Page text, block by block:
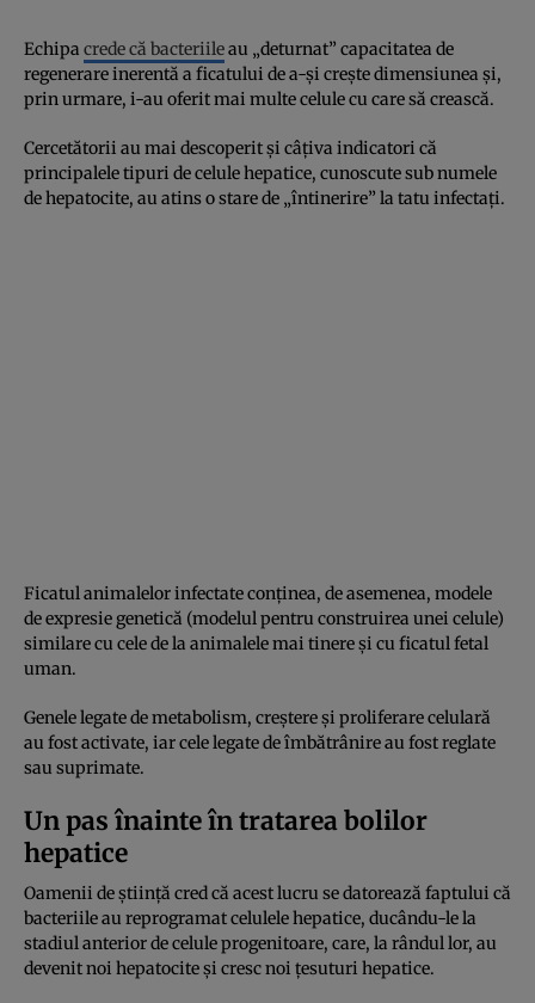
Echipa crede că bacteriileau „deturnat” capacitatea de
regenerare inerentă a ficatului de a-și crește dimensiunea și,
prin urmare, i-au oferit mai multe celule cu care să crească.
Cercetătorii au mai descoperit și câțiva indicatori că
principalele tipuri de celule hepatice, cunoscute sub numele
de hepatocite, au atins o stare de „întinerire” la tatu infectați.
Ficatul animalelor infectate conținea, de asemenea, modele
de expresie genetică (modelul pentru construirea unei celule)
similare cu cele de la animalele mai tinere și cu ficatul fetal
uman.
Genele legate de metabolism, creștere și proliferare celulară
au fost activate, iar cele legate de îmbătrânire au fost reglate
sau suprimate.
Un pas înainte în tratarea bolilor
hepatice
Oamenii de știință cred că acest lucru se datorează faptului că
bacteriile au reprogramat celulele hepatice, ducându-le la
stadiul anterior de celule progenitoare, care, la rândul lor, au
devenit noi hepatocite și cresc noi țesuturi hepatice.